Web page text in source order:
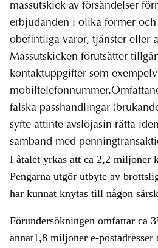
massutskick av försändelser
erbjudanden i olika former
obefintliga varor, tjänster eller
Massutskicken förutsätter
kontaktuppgifter som
falska passhandlingar
syfte attinte avslöjasin rätta
samband med
I åtalet yrkas att ca 2,2 miljoner
Pengarna utgör utbyte av
har kunnat knytas till någon
Förundersökningen omfattar ca
annat1,8 miljoner e-postadresser